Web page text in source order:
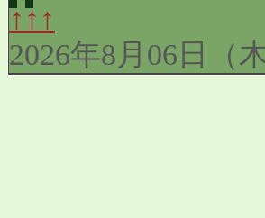
↑↑↑
2026年8月06日（